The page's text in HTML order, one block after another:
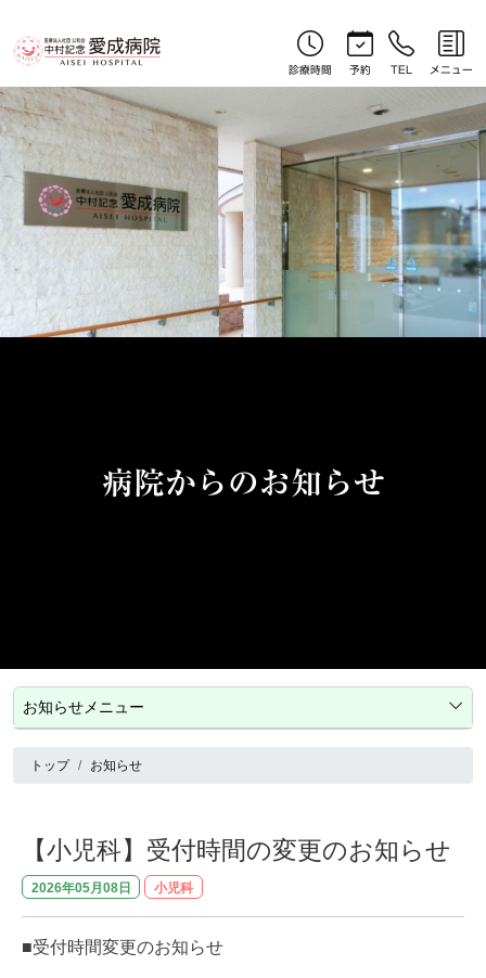
病院からのお知らせ
診療時間 予約 TEL メニュー
お知らせメニュー
トップ お知らせ
【小児科】受付時間の変更のお知らせ
2026年05月08日 小児科
■受付時間変更のお知らせ